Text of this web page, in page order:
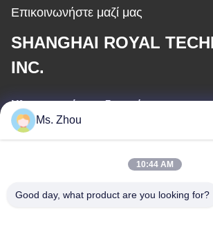
Επικοινωνήστε μαζί μας
SHANGHAI ROYAL
INC.
Ηλεκτρονικό ταχυδρομείο
Ms. Zhou
10:44 AM
Good day, what product are you looking for?